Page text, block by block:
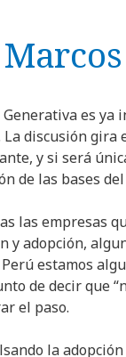
es ya
discusión gira
y si será
de las bases del
las empresas
y adopción,
estamos
de decir que
el paso.
la